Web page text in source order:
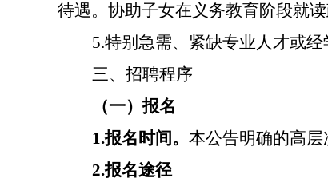
待遇。协助子女在义务教育阶段就
5.特别急需、紧缺专业人才或经
三、 招聘程序
（一）报名
1.报名时间。 本公告明确的高
2.报名途径